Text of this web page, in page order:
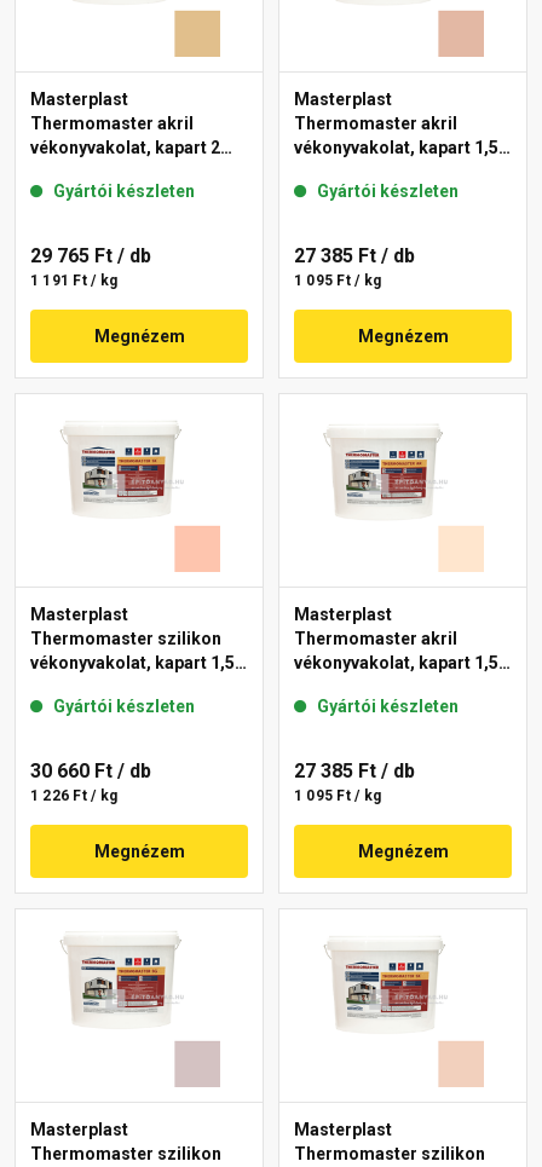
Masterplast
Thermomaster akril
vékonyvakolat, kapart 2
Gyártói készleten
29 765 Ft / db
1 191 Ft / kg
Megnézem
Masterplast
Thermomaster akril
vékonyvakolat, kapart 1,5
Gyártói készleten
27 385 Ft / db
1 095 Ft / kg
Megnézem
Masterplast
Thermomaster szilikon
vékonyvakolat, kapart 1,5
Gyártói készleten
30 660 Ft / db
1 226 Ft / kg
Megnézem
Masterplast
Thermomaster akril
vékonyvakolat, kapart 1,5
Gyártói készleten
27 385 Ft / db
1 095 Ft / kg
Megnézem
Masterplast
Thermomaster szilikon
Masterplast
Thermomaster szilikon